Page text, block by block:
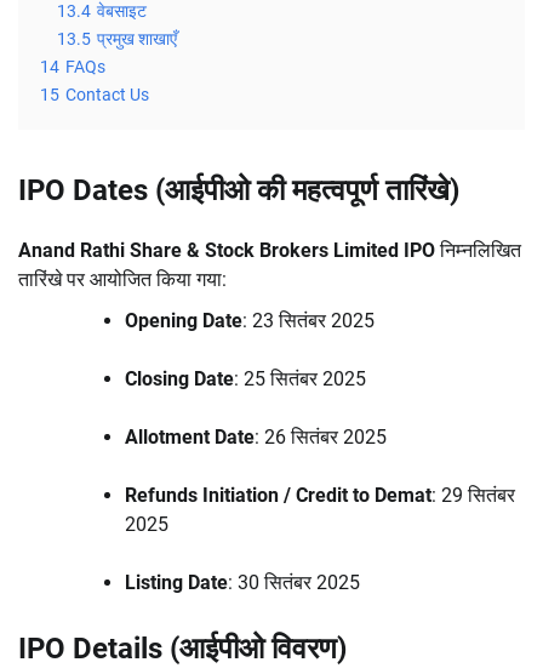
13.4 वेबसाइट
13.5 प्रमुख शाखाएँ
14 FAQs
15 Contact Us
IPO Dates (आईपीओ की महत्वपूर्ण तारिंखे)
Anand Rathi Share & Stock Brokers Limited IPOनिम्नलिखित
तारिंखे पर आयोजित किया गया:
Opening Date: 23 सितंबर 2025
Closing Date: 25 सितंबर 2025
Allotment Date: 26 सितंबर 2025
Refunds Initiation / Credit to Demat: 29 सितंबर
2025
Listing Date: 30 सितंबर 2025
IPO Details (आईपीओ विवरण)